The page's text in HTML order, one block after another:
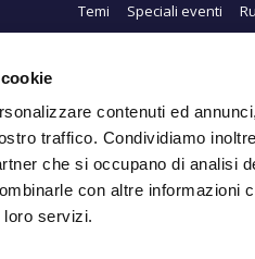
contenuti ed
traffico. Condividiamo
che si occupano di analisi
con altre informazioni
servizi.
Temi Speciali eventi
siamo
Iscriviti alla